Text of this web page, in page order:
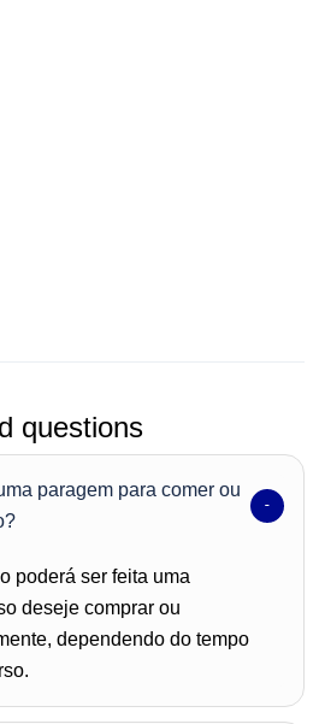
questions
paragem para comer ou
poderá ser feita uma
deseje comprar ou
dependendo do tempo